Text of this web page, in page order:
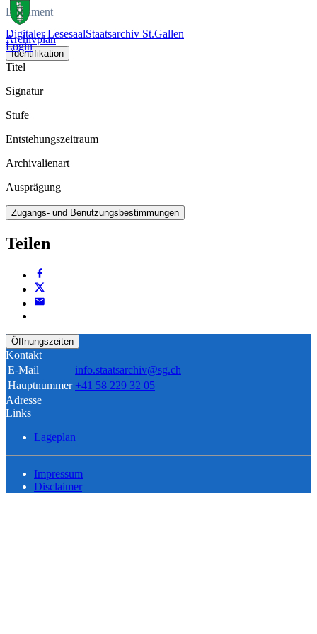
Digitaler LesesaalStaatsarchiv St.Gallen
Login
Dokument
Archivplan
Identifikation
Titel
Signatur
Stufe
Entstehungszeitraum
Archivalienart
Ausprägung
Zugangs- und Benutzungsbestimmungen
Teilen
Öffnungszeiten
Kontakt
E-Mail
info.staatsarchiv@sg.ch
Hauptnummer +41 58 229 32 05
Adresse
Links
Lageplan
Impressum
Disclaimer